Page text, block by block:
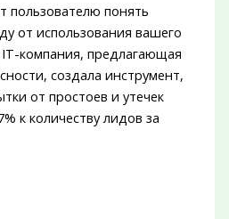
пользователю понять
от использования вашего
компания, предлагающая
создала инструмент,
от простоев и утечек
к количеству лидов за